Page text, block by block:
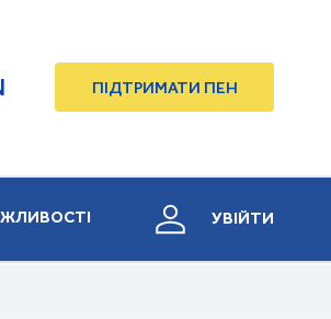
ПІДТРИМАТИ ПЕН
УВІЙТИ